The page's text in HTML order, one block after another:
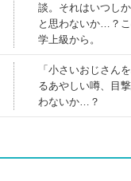
談。それはいつし
と思わないか…？
学上級から。
「小さいおじさん
るあやしい噂、目
わないか…？